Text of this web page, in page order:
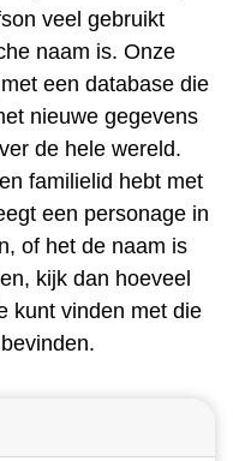
veel gebruikt
naam is. Onze
een database die
nieuwe gegevens
de hele wereld.
familielid hebt met
een personage in
of het de naam is
kijk dan hoeveel
kunt vinden met die